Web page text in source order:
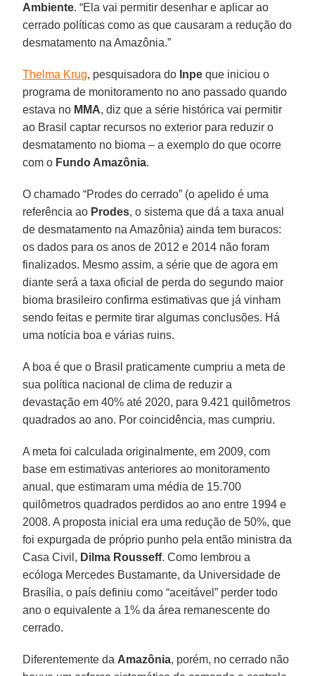
Ambiente. “Ela vai permitir desenhar e aplicar ao
cerrado políticas como as que causaram a redução do
desmatamento na Amazônia.”
Thelma Krug, pesquisadora do Inpe que iniciou o
programa de monitoramento no ano passado quando
estava no MMA, diz que a série histórica vai permitir
ao Brasil captar recursos no exterior para reduzir o
desmatamento no bioma – a exemplo do que ocorre
com o Fundo Amazônia.
O chamado “Prodes do cerrado” (o apelido é uma
referência ao Prodes, o sistema que dá a taxa anual
de desmatamento na Amazônia) ainda tem buracos:
os dados para os anos de 2012 e 2014 não foram
finalizados. Mesmo assim, a série que de agora em
diante será a taxa oficial de perda do segundo maior
bioma brasileiro confirma estimativas que já vinham
sendo feitas e permite tirar algumas conclusões. Há
uma notícia boa e várias ruins.
A boa é que o Brasil praticamente cumpriu a meta de
sua política nacional de clima de reduzir a
devastação em 40% até 2020, para 9.421 quilômetros
quadrados ao ano. Por coincidência, mas cumpriu.
A meta foi calculada originalmente, em 2009, com
base em estimativas anteriores ao monitoramento
anual, que estimaram uma média de 15.700
quilômetros quadrados perdidos ao ano entre 1994 e
2008. A proposta inicial era uma redução de 50%, que
foi expurgada de próprio punho pela então ministra da
Casa Civil, Dilma Rousseff. Como lembrou a
ecóloga Mercedes Bustamante, da Universidade de
Brasília, o país definiu como “aceitável” perder todo
ano o equivalente a 1% da área remanescente do
cerrado.
Diferentemente da Amazônia, porém, no cerrado não